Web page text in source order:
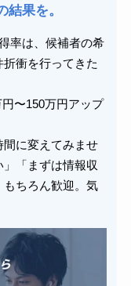
果を。
率は、候補者の希
衝を行ってきた
〜150万円アップ
に変えてみませ
「まずは情報収
ちろん歓迎。気